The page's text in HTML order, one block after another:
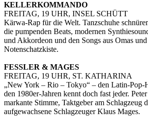
KELLERKOMMANDO
FREITAG, 19 UHR, INSEL SCHÜTT
Kärwa-Rap für die Welt. Tanzschuhe
die pumpenden Beats, modernen
und Akkordeon und den Songs aus Omas
Notenschatzkiste.
FESSLER & MAGES
FREITAG, 19 UHR, ST. KATHARINA
„New York – Rio – Tokyo“ – den Latin-Pop-
den 1980er-Jahren kennt doch fast jeder.
markante Stimme, Taktgeber am Schlagzeug
aufgewachsene Schlagzeuger Klaus Mages.